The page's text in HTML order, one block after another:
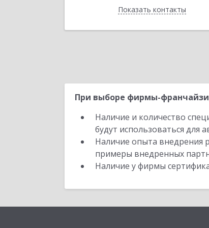
Показать контакты
Назад
При выборе фирмы-
Наличие и количество
будут использоваться для
Наличие опыта внедрения
примеры внедренных
Наличие у фирмы